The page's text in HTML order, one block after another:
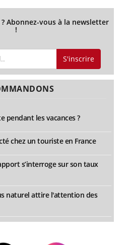
Abonnez-vous à la newsletter
!
S'inscrire
pendant les vacances ?
chez un touriste en France
s’interroge sur son taux
naturel attire l'attention des